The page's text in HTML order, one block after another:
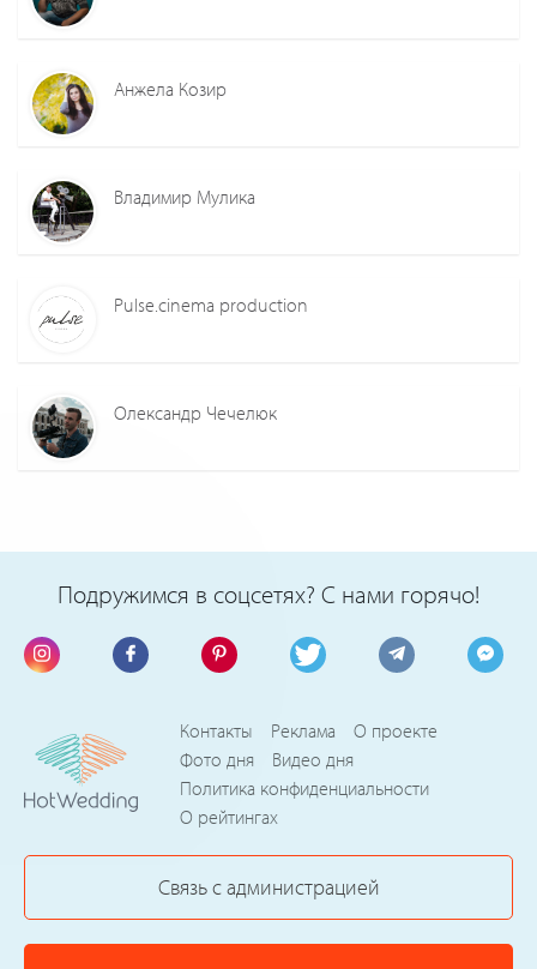
Анжела Козир
Владимир Мулика
Pulse.cinema production
Олександр Чечелюк
Подружимся в соцсетях? С нами горячо!
Контакты Реклама
О проекте
Фото дня
Видео дня
Политика конфиденциальности
О рейтингах
Связь с администрацией